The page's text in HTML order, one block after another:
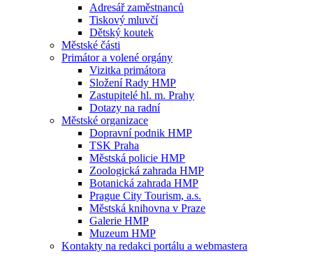
Adresář zaměstnanců
Tiskový mluvčí
Dětský koutek
Městské části
Primátor a volené orgány
Vizitka primátora
Složení Rady HMP
Zastupitelé hl. m. Prahy
Dotazy na radní
Městské organizace
Dopravní podnik HMP
TSK Praha
Městská policie HMP
Zoologická zahrada HMP
Botanická zahrada HMP
Prague City Tourism, a.s.
Městská knihovna v Praze
Galerie HMP
Muzeum HMP
Kontakty na redakci portálu a webmastera